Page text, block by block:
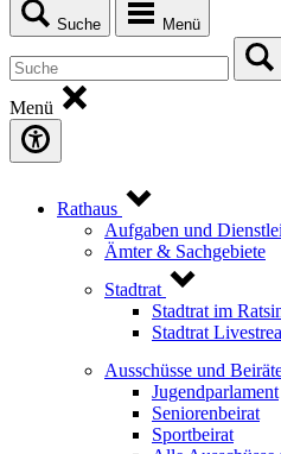
Suche Menü
Menü
Rathaus
Aufgaben und
Ämter & Sachgebiete
Stadtrat
Stadtrat im
Stadtrat
Ausschüsse und
Jugendparlament
Seniorenbeirat
Sportbeirat